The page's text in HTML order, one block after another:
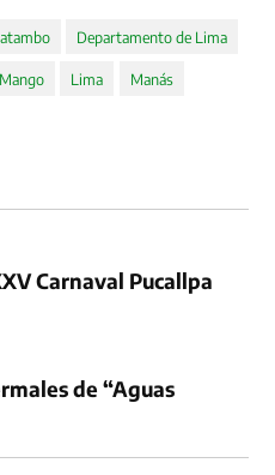
Departamento de Lima
Lima Manás
Carnaval Pucallpa
de “Aguas